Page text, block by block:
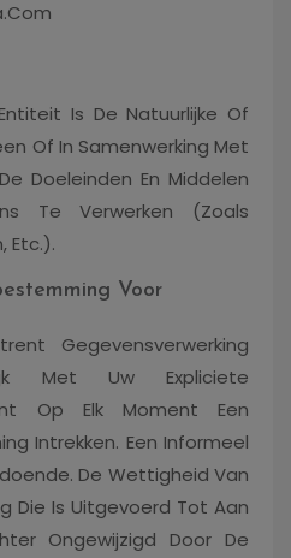
Is De Natuurlijke Of
Of In Samenwerking Met
Doeleinden En Middelen
Te Verwerken (zoals
Etc.).
Voor
Gegevensverwerking
Met Uw Expliciete
Op Elk Moment Een
Intrekken. Een Informeel
De Wettigheid Van
Die Is Uitgevoerd Tot Aan
Ongewijzigd Door De